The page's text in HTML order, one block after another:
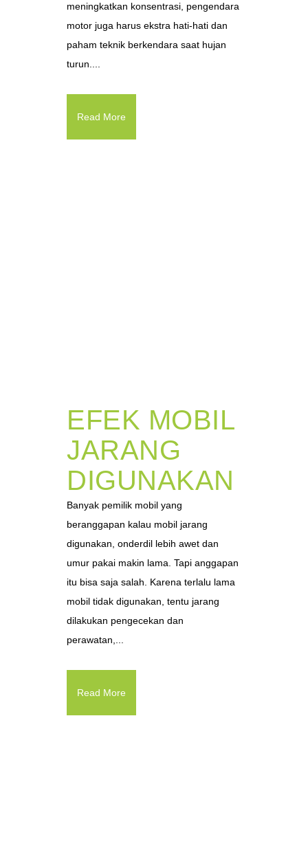
meningkatkan konsentrasi, pengendara
motor juga harus ekstra hati-hati dan
paham teknik berkendara saat hujan
turun....
Read More
EFEK MOBIL
JARANG
DIGUNAKAN
Banyak pemilik mobil yang
beranggapan kalau mobil jarang
digunakan, onderdil lebih awet dan
umur pakai makin lama. Tapi anggapan
itu bisa saja salah. Karena terlalu lama
mobil tidak digunakan, tentu jarang
dilakukan pengecekan dan
perawatan,...
Read More